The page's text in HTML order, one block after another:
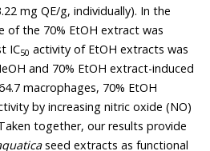
mg QE/g, individually). In the
of the 70% EtOH extract was
IC50 activity of EtOH extracts was
and 70% EtOH extract-induced
macrophages, 70% EtOH
by increasing nitric oxide (NO)
together, our results provide
seed extracts as functional